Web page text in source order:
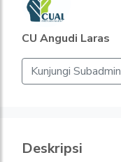
CU Angudi Laras
Kunjungi Subadmin
Deskripsi